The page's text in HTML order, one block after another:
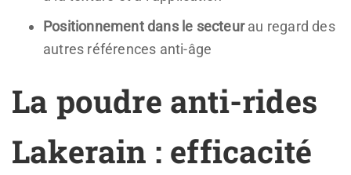
Positionnement dans le secteurau regard des
autres références anti-âge
La poudre anti-rides
Lakerain : efficacité